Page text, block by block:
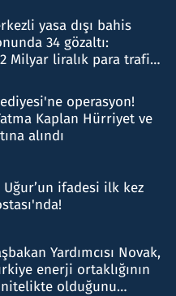
yasa dışı bahis
34 gözaltı:
2 Milyar liralık para trafiği
operasyon!
Kaplan Hürriyet ve
alındı
Uğur’un ifadesi ilk kez
Yardımcısı Novak,
enerji ortaklığının
olduğunu